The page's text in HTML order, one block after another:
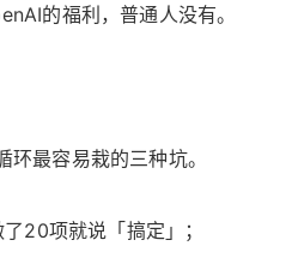
的福利，普通人没有。
最容易栽的三种坑。
20项就说「搞定」；